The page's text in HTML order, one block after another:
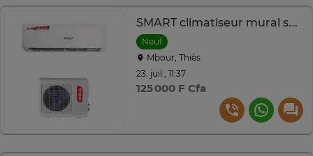
SMART climatiseur mural split blanc silencieux
Neuf
Mbour, Thiès
23. juil., 11:37
125 000 F Cfa